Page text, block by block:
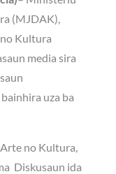
(MJDAK),
Kultura
media sira
uza ba
no Kultura,
Diskusaun ida